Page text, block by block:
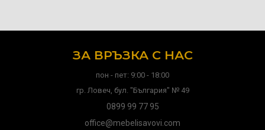
ЗА ВРЪЗКА С НАС
пон - пет: 9:00 - 18:00
гр. Ловеч, бул. "България" № 49
0899 99 77 95
office@mebelisavovi.com